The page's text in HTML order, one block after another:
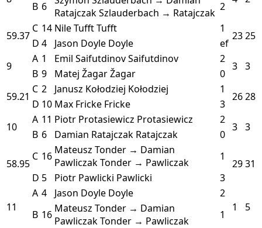
B 6
RatajczakSzlauderbach → Ratajczak 2
59.37
C 14 Nile TufftTufft 1
2325
D 4 Jason Doyle Doyle
ef
9
A 1 Emil SaifutdinovSaifutdinov 2
3 3
B 9 Matej ŽagarŽagar
0
59.21
C 2 Janusz Kołodziej Kołodziej 1
2628
D 10 Max Fricke Fricke
3
10
A 11 Piotr Protasiewicz Protasiewicz 2
3 3
B 6 Damian Ratajczak Ratajczak 0
58.95
C 16 Mateusz Tonder → Damian
PawliczakTonder → Pawliczak 1
2931
D 5 Piotr Pawlicki Pawlicki 3
11
A 4 Jason Doyle Doyle
2
1
5
B 16 Mateusz Tonder → Damian
PawliczakTonder → Pawliczak 1